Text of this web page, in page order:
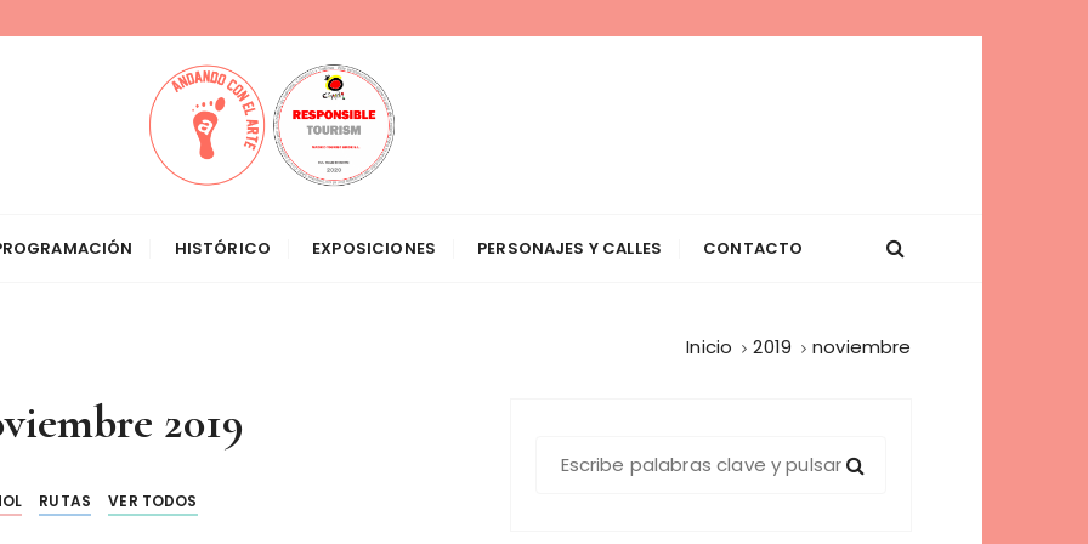
Arte HISTÓRICO EXPOSICIONES PERSONAJES Y CALLES CONTACTO
Inicio 2019 noviembre
2019
RUTAS VER TODOS